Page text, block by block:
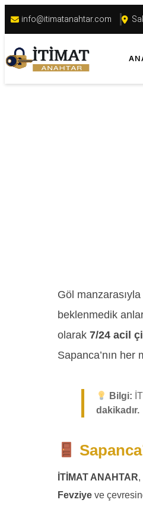
info@itimatanahtar.com
Göl
beklenmedik
olarak 7/24 acil
Sapanca’nın
Bilgi:
dakikadır.
İTİMAT ANAHTAR,
Fevziye ve